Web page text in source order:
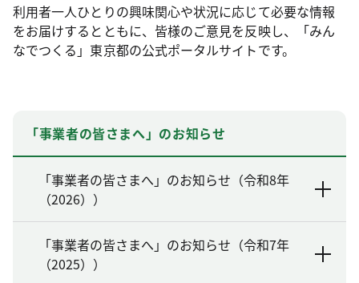
利用者一人ひとりの興味関心や状況に応じて必要な情報
をお届けするとともに、皆様のご意見を反映し、「みん
なでつくる」東京都の公式ポータルサイトです。
「事業者の皆さまへ」のお知らせ
「事業者の皆さまへ」のお知らせ（令和8年
（2026））
「事業者の皆さまへ」のお知らせ（令和7年
（2025））